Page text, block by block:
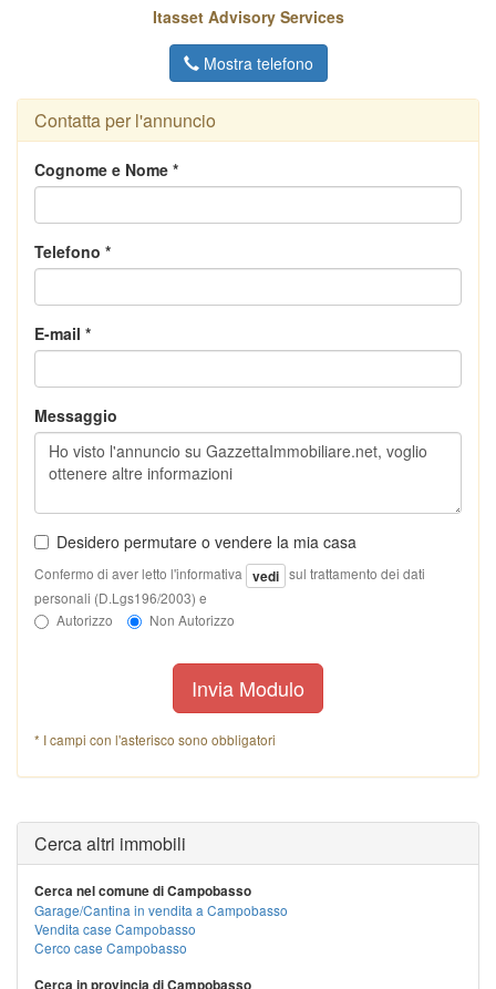
Itasset Advisory Services
Mostra telefono
Contatta per l'annuncio
Cognome e Nome *
Telefono *
E-mail *
Messaggio
Desidero permutare o vendere la mia casa
Confermo di aver letto l'informativa vedi sul trattamento dei dati
personali (D.Lgs196/2003) e
Autorizzo
Non Autorizzo
Invia Modulo
* I campi con l'asterisco sono obbligatori
Cerca altri immobili
Cerca nel comune di Campobasso
Garage/Cantina in vendita a Campobasso
Vendita case Campobasso
Cerco case Campobasso
Cerca in provincia di Campobasso